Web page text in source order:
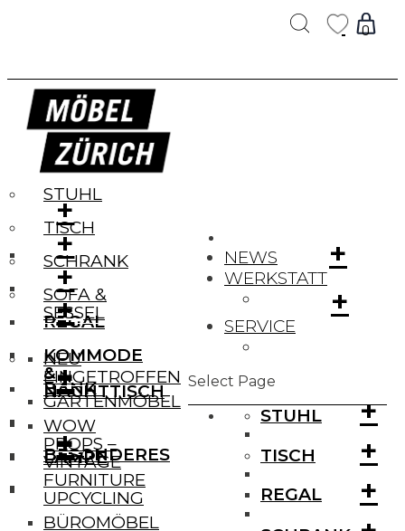
0
STUHL
+
TISCH
+
REGAL
+
SCHRANK
+
KOMMODE
&
NACHTTISCH
+
LAMPE
+
SOFA &
SESSEL
+
BANK
+
BESONDERES
+
NEU
EINGETROFFEN
GARTENMÖBEL
WOW
PROPS –
VINTAGE
FURNITURE
UPCYCLING
BÜROMÖBEL
NEWS
WERKSTATT
+
SERVICE
+
Select Page
STUHL +
TISCH +
REGAL +